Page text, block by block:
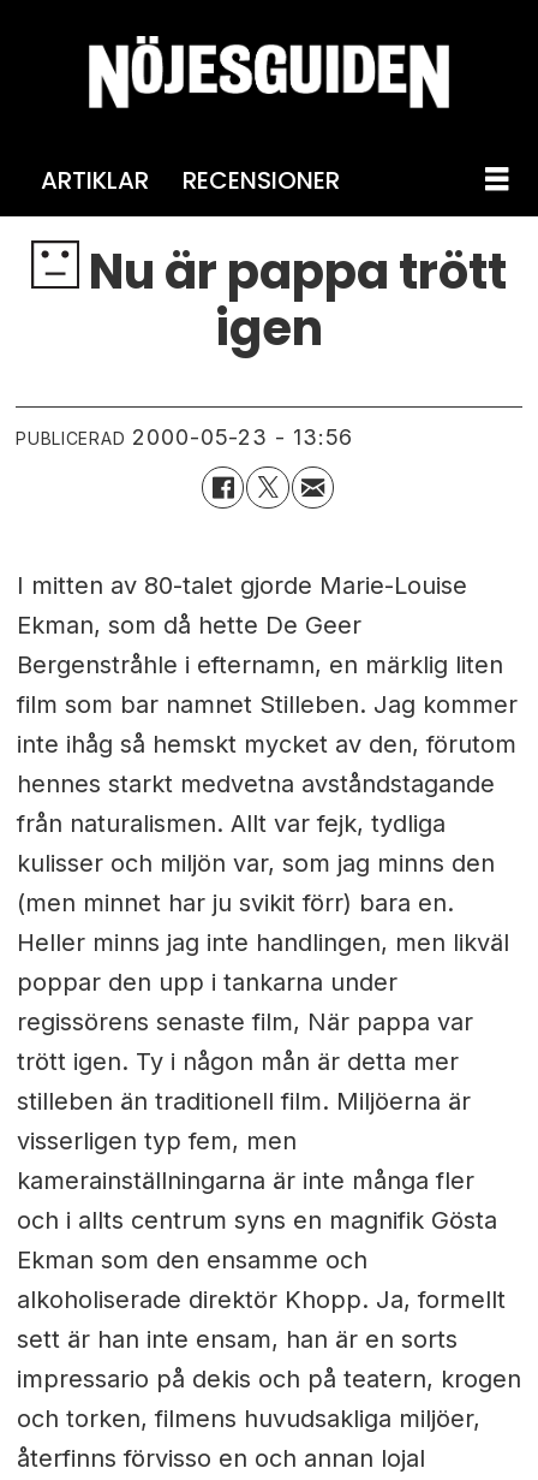
ARTIKLAR RECENSIONER
Nu är pappa trött
igen
PUBLICERAD 2000-05-23 - 13:56
I mitten av 80-talet gjorde Marie-Louise
Ekman, som då hette De Geer
Bergenstråhle i efternamn, en märklig liten
film som bar namnet Stilleben. Jag kommer
inte ihåg så hemskt mycket av den, förutom
hennes starkt medvetna avståndstagande
från naturalismen. Allt var fejk, tydliga
kulisser och miljön var, som jag minns den
(men minnet har ju svikit förr) bara en.
Heller minns jag inte handlingen, men likväl
poppar den upp i tankarna under
regissörens senaste film, När pappa var
trött igen. Ty i någon mån är detta mer
stilleben än traditionell film. Miljöerna är
visserligen typ fem, men
kamerainställningarna är inte många fler
och i allts centrum syns en magnifik Gösta
Ekman som den ensamme och
alkoholiserade direktör Khopp. Ja, formellt
sett är han inte ensam, han är en sorts
impressario på dekis och på teatern, krogen
och torken, filmens huvudsakliga miljöer,
återfinns förvisso en och annan lojal